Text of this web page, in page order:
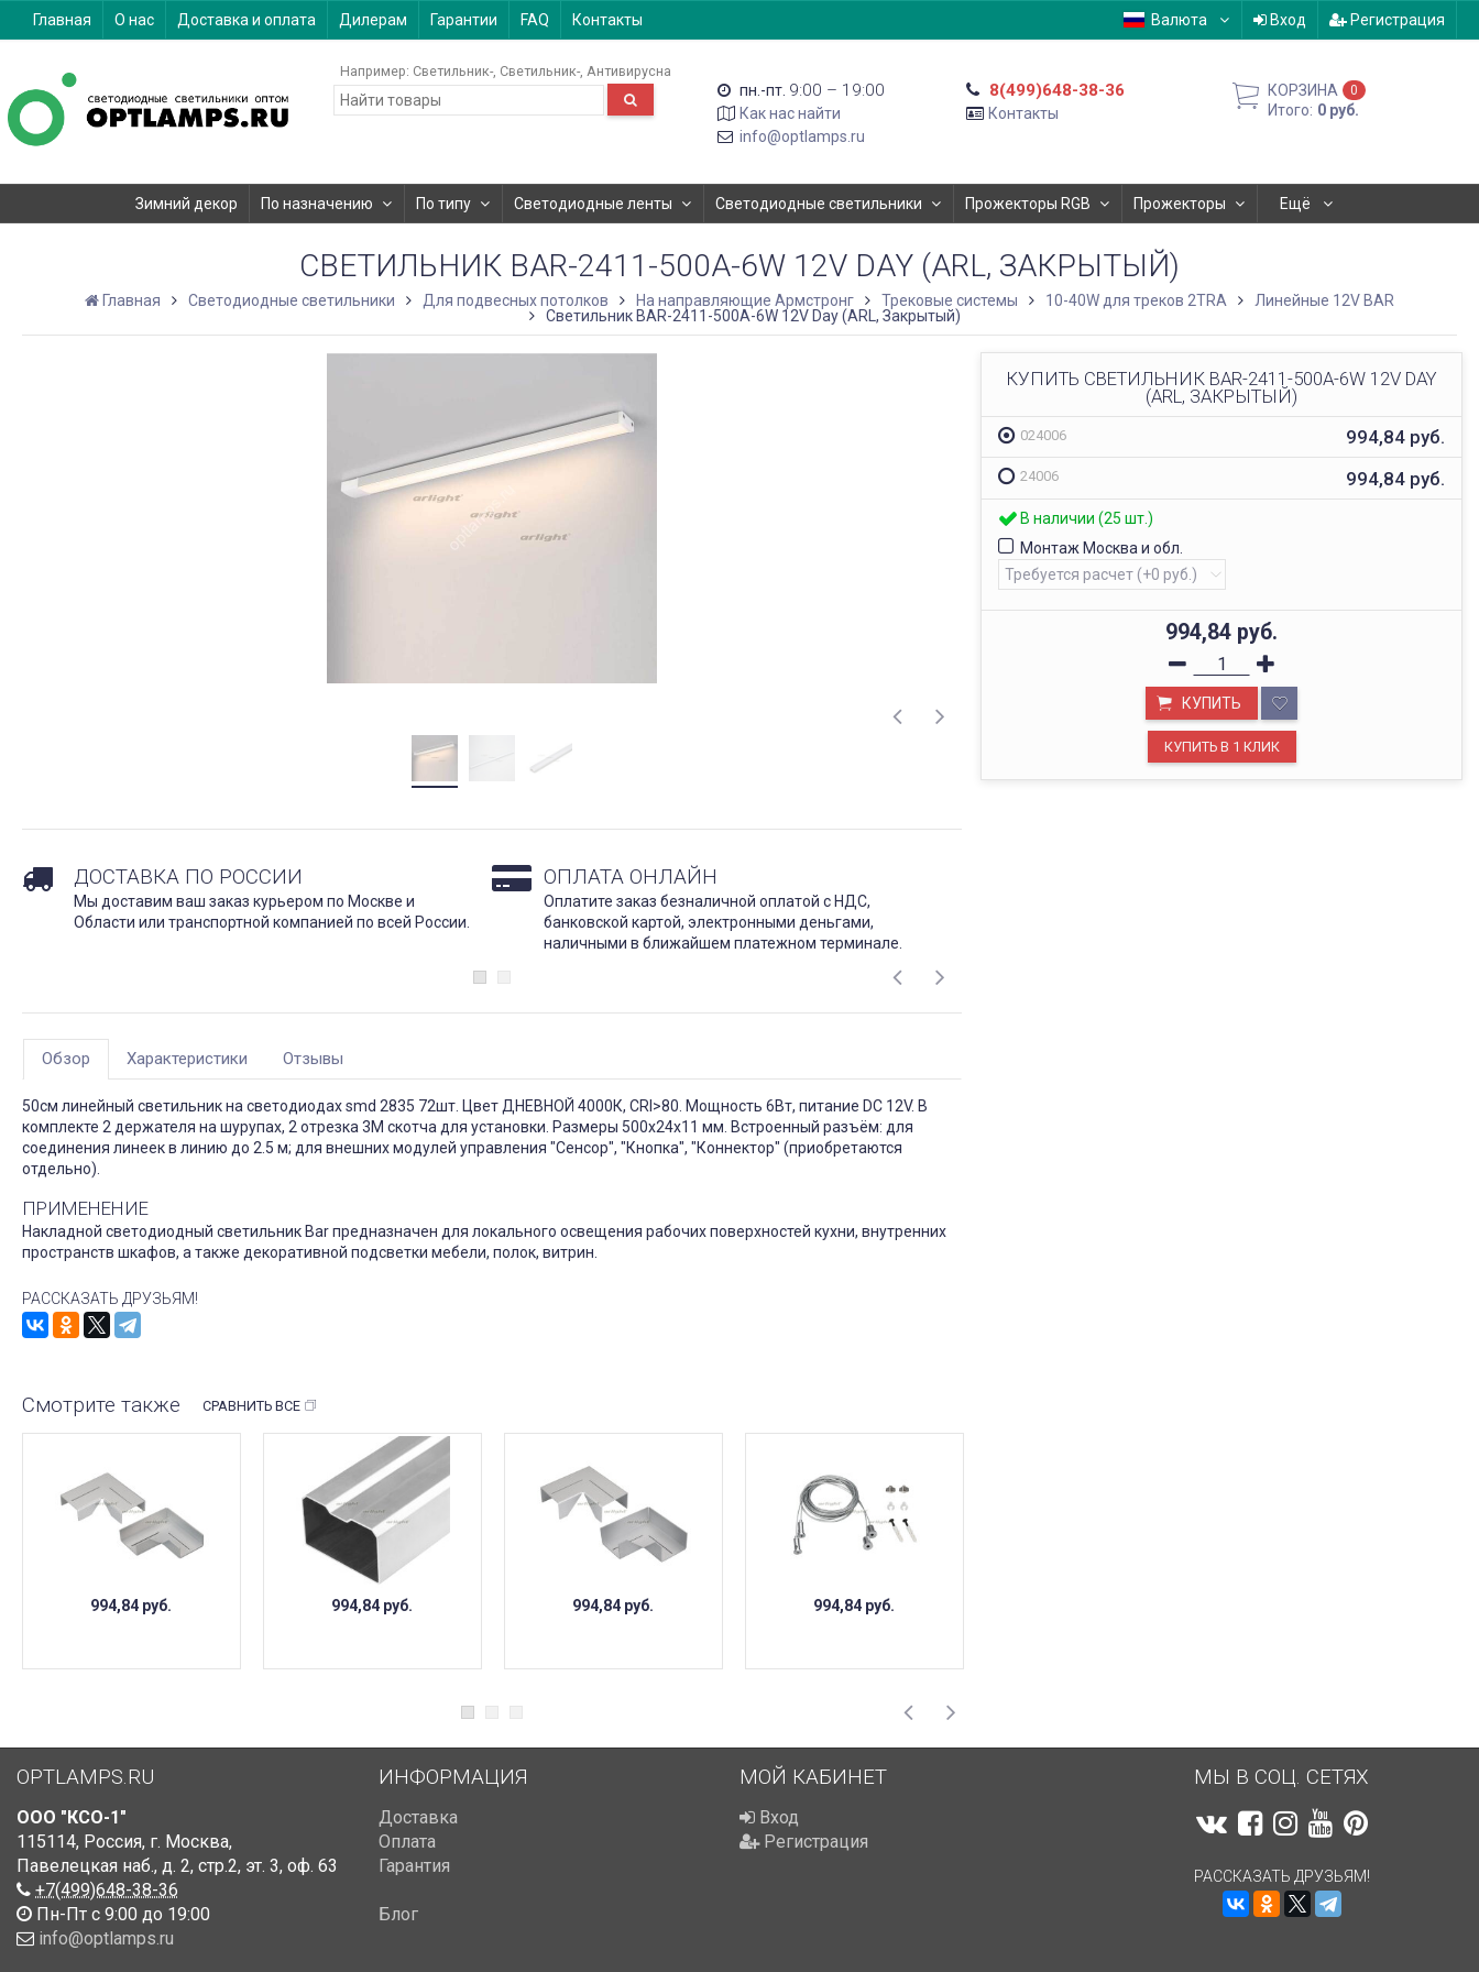
Главная О нас Доставка и оплата Дилерам Гарантии FAQ Контакты Валюта Вход Регистрация
Например: Светильник- Светильник- Антивирусна
пн.-пт. 9:00 – 19:00
Как нас найти
info@optlamps.ru
8(499)648-38-36
Контакты
КОРЗИНА 0
Итого: 0 руб.
Зимний декор По назначению По типу Светодиодные ленты Светодиодные светильники Прожекторы RGB Прожекторы Ещё
СВЕТИЛЬНИК BAR-2411-500A-6W 12V DAY (ARL, ЗАКРЫТЫЙ)
Главная Светодиодные светильники Для подвесных потолков На направляющие Армстронг Трековые системы 10-40W для треков 2TRA
Линейные 12V BAR
Светильник BAR-2411-500A-6W 12V Day (ARL, Закрытый)
КУПИТЬ СВЕТИЛЬНИК BAR-2411-500A-6W 12V DAY
(ARL, ЗАКРЫТЫЙ)
024006 994,84 руб.
24006 994,84 руб.
В наличии (25 шт.)
Монтаж Москва и обл.
994,84 руб.
КУПИТЬ
ДОСТАВКА ПО РОССИИ
Мы доставим ваш заказ курьером по Москве и
Области или транспортной компанией по всей России.
ОПЛАТА ОНЛАЙН
Оплатите заказ безналичной оплатой с НДС,
банковской картой, электронными деньгами,
наличными в ближайшем платежном терминале.
Обзор Характеристики Отзывы
50см линейный светильник на светодиодах smd 2835 72шт. Цвет ДНЕВНОЙ 4000К, CRI>80. Мощность 6Вт, питание DC 12V. В
комплекте 2 держателя на шурупах, 2 отрезка 3М скотча для установки. Размеры 500х24х11 мм. Встроенный разъём: для
соединения линеек в линию до 2.5 м; для внешних модулей управления "Сенсор", "Кнопка", "Коннектор" (приобретаются
отдельно).
ПРИМЕНЕНИЕ
Накладной светодиодный светильник Bar предназначен для локального освещения рабочих поверхностей кухни, внутренних
пространств шкафов, а также декоративной подсветки мебели, полок, витрин.
РАССКАЗАТЬ ДРУЗЬЯМ!
Смотрите также СРАВНИТЬ ВСЕ
994,84 руб. 994,84 руб. 994,84 руб. 994,84 руб.
OPTLAMPS.RU
ООО "КСО-1"
115114, Россия, г. Москва,
Павелецкая наб., д. 2, стр.2, эт. 3, оф. 63
+7(499)648-38-36
Пн-Пт с 9:00 до 19:00
info@optlamps.ru
ИНФОРМАЦИЯ
Доставка
Оплата
Гарантия
Блог
МОЙ КАБИНЕТ
Вход
Регистрация
МЫ В СОЦ. СЕТЯХ
РАССКАЗАТЬ ДРУЗЬЯМ!